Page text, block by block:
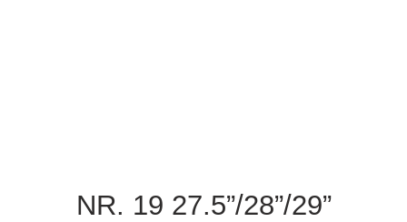
NR. 19 27.5”/28”/29”